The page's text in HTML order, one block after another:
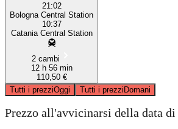
21:02
Bologna Central Station
10:37
Catania Central Station
2 cambi
12 h 56 min
110,50 €
Tutti i prezziOggi Tutti i prezziDomani
Prezzo all'avvicinarsi della data di